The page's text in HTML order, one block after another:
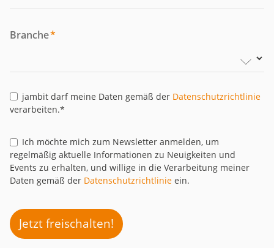
Branche*
jambit darf meine Daten gemäß der Datenschutzrichtlinie
verarbeiten.*
Ich möchte mich zum Newsletter anmelden, um
regelmäßig aktuelle Informationen zu Neuigkeiten und
Events zu erhalten, und willige in die Verarbeitung meiner
Daten gemäß der Datenschutzrichtlinie ein.
Jetzt freischalten!